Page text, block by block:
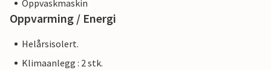
Oppvaskmaskin
Oppvarming / Energi
Helårsisolert.
Klimaanlegg : 2 stk.